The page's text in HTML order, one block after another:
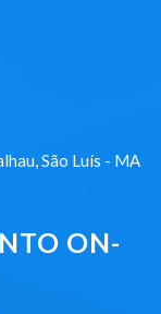
São Luís - MA
ON-